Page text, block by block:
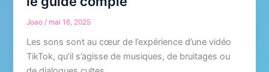
Joao / mai 16, 2025
Les sons sont au cœur de l’expérience d’une vidéo
TikTok, qu’il s’agisse de musiques, de bruitages ou